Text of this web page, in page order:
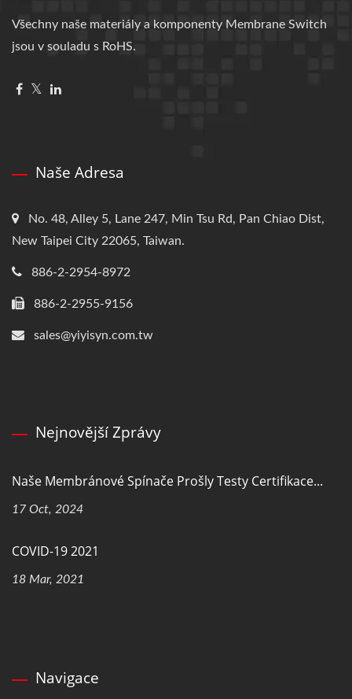
Všechny naše materiály a komponenty Membrane Switch
jsou v souladu s RoHS.
Naše Adresa
No. 48, Alley 5, Lane 247, Min Tsu Rd, Pan Chiao Dist,
New Taipei City 22065, Taiwan.
886-2-2954-8972
886-2-2955-9156
sales@yiyisyn.com.tw
Nejnovější Zprávy
Naše Membránové Spínače Prošly Testy Certifikace...
17 Oct, 2024
COVID-19 2021
18 Mar, 2021
Navigace